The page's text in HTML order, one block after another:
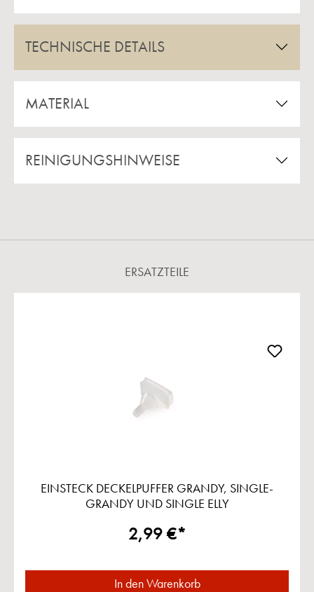
TECHNISCHE DETAILS
MATERIAL
REINIGUNGSHINWEISE
ERSATZTEILE
EINSTECK DECKELPUFFER GRANDY, SINGLE-
GRANDY UND SINGLE ELLY
2,99 €*
In den Warenkorb